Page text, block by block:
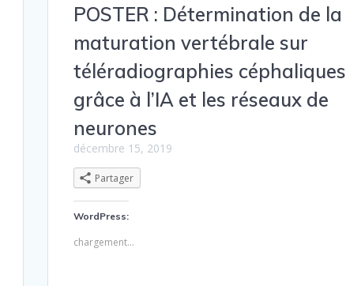
POSTER : Détermination de la
maturation vertébrale sur
téléradiographies céphaliques
grâce à l’IA et les réseaux de
neurones
décembre 15, 2019
Partager
WordPress:
chargement…